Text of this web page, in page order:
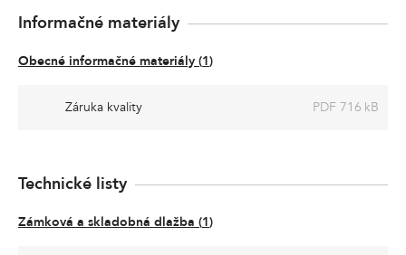
Informačné materiály
Obecné informačné materiály (1)
Záruka kvality PDF 716 kB
Technické listy
Zámková a skladobná dlažba (1)